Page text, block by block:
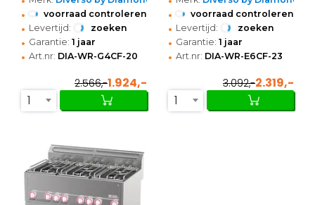
660x600x890/1035(h)mm
• voorraad controleren
• Levertijd: zoeken
• Garantie: 1 jaar
• Art.nr: DIA-WR-G4CF-20
2.566,-1.924,-
1
990x600x890/1035(h)mm
• voorraad controleren
• Levertijd: zoeken
• Garantie: 1 jaar
• Art.nr: DIA-WR-E6CF-23
3.092,-2.319,-
1